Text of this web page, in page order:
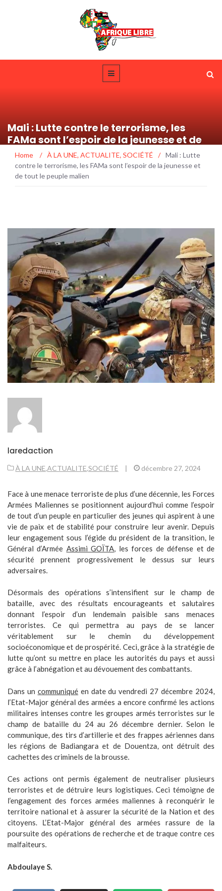
Mali : Lutte contre le terrorisme, les
FAMa sont l’espoir de la jeunesse et de
tout le peuple malien
Home / À LA UNE, ACTUALITE, SOCIÉTÉ / Mali : Lutte
contre le terrorisme, les FAMa sont l’espoir de la jeunesse et
de tout le peuple malien
laredaction
À LA UNE,ACTUALITE,SOCIÉTÉ | décembre 27, 2024
Face à une menace terroriste de plus d’une décennie, les Forces
Armées Maliennes se positionnent aujourd’hui comme l’espoir
de tout d’un peuple en particulier des jeunes qui aspirent à une
vie de paix et de stabilité pour construire leur avenir. Depuis
leur engagement sous l’égide du président de la transition, le
Général d’Armée Assimi GOÏTA , les forces de défense et de
sécurité prennent progressivement le dessus sur leurs
adversaires.
Désormais des opérations s’intensifient sur le champ de
bataille, avec des résultats encourageants et salutaires
donnant l’espoir d’un lendemain paisible sans menaces
terroristes. Ce qui permettra au pays de se lancer
véritablement sur le chemin du développement
socioéconomique et de prospérité. Ceci, grâce à la stratégie de
lutte qu’ont su mettre en place les autorités du pays et aussi
grâce à l’abnégation et au dévouement des combattants.
Dans un communiquéen date du vendredi 27 décembre 2024,
l’Etat-Major général des armées a encore confirmé les actions
militaires intenses contre les groupes armés terroristes sur le
champ de bataille du 24 au 26 décembre dernier. Selon le
communique, des tirs d’artillerie et des frappes aériennes dans
les régions de Badiangara et de Douentza, ont détruit des
cachettes des criminels de la brousse.
Ces actions ont permis également de neutraliser plusieurs
terroristes et de détruire leurs logistiques. Ceci témoigne de
l’engagement des forces armées maliennes à reconquérir le
territoire national et à assurer la sécurité de la Nation et des
citoyens. L’Etat-Major général des armées rassure de la
poursuite des opérations de recherche et de traque contre ces
malfaiteurs.
Abdoulaye S.